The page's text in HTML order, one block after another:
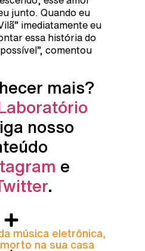
junto. Quando eu
imediatamente eu
essa história do
comentou
mais?
nosso
e
.
música eletrônica,
na sua casa